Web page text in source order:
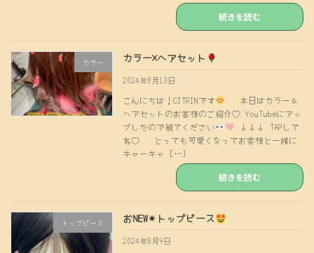
続きを読む
カラー カラー×ヘアセット
2024年8月13日
こんにちは！CITRINです
本日はカラー＆
ヘアセットのお客様のご紹介♡ YouTubeにアッ
プしたので観てください
↓↓↓ TAPして
ね♡ とっても可愛くなってお客様と一緒に
キャーキャ […]
続きを読む
トップピース おNEW✴︎トップピース
2024年8月9日